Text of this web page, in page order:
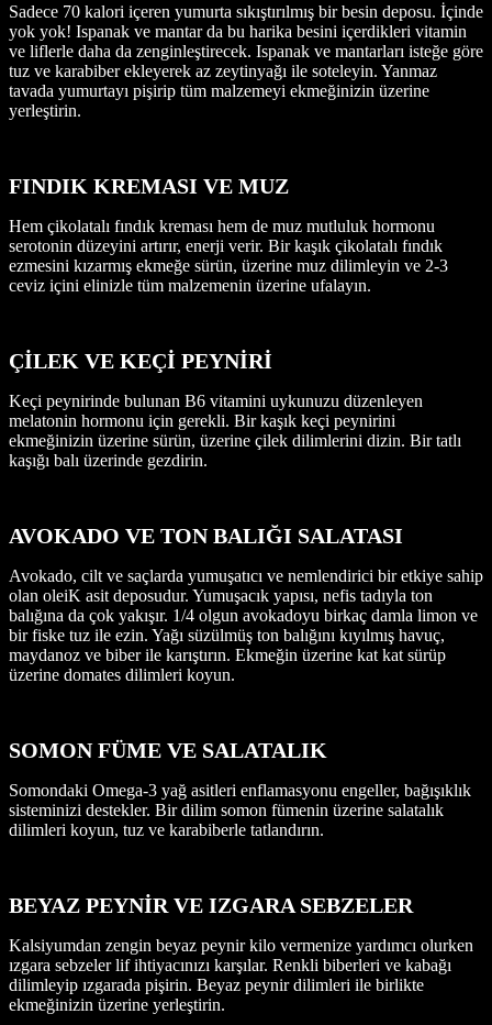
Sadece 70 kalori içeren yumurta sıkıştırılmış bir besin deposu. İçinde
yok yok! Ispanak ve mantar da bu harika besini içerdikleri vitamin
ve liflerle daha da zenginleştirecek. Ispanak ve mantarları isteğe göre
tuz ve karabiber ekleyerek az zeytinyağı ile soteleyin. Yanmaz
tavada yumurtayı pişirip tüm malzemeyi ekmeğinizin üzerine
yerleştirin.
FINDIK KREMASI VE MUZ
Hem çikolatalı fındık kreması hem de muz mutluluk hormonu
serotonin düzeyini artırır, enerji verir. Bir kaşık çikolatalı fındık
ezmesini kızarmış ekmeğe sürün, üzerine muz dilimleyin ve 2-3
ceviz içini elinizle tüm malzemenin üzerine ufalayın.
ÇİLEK VE KEÇİ PEYNİRİ
Keçi peynirinde bulunan B6 vitamini uykunuzu düzenleyen
melatonin hormonu için gerekli. Bir kaşık keçi peynirini
ekmeğinizin üzerine sürün, üzerine çilek dilimlerini dizin. Bir tatlı
kaşığı balı üzerinde gezdirin.
AVOKADO VE TON BALIĞI SALATASI
Avokado, cilt ve saçlarda yumuşatıcı ve nemlendirici bir etkiye sahip
olan oleiK asit deposudur. Yumuşacık yapısı, nefis tadıyla ton
balığına da çok yakışır. 1/4 olgun avokadoyu birkaç damla limon ve
bir fiske tuz ile ezin. Yağı süzülmüş ton balığını kıyılmış havuç,
maydanoz ve biber ile karıştırın. Ekmeğin üzerine kat kat sürüp
üzerine domates dilimleri koyun.
SOMON FÜME VE SALATALIK
Somondaki Omega-3 yağ asitleri enflamasyonu engeller, bağışıklık
sisteminizi destekler. Bir dilim somon fümenin üzerine salatalık
dilimleri koyun, tuz ve karabiberle tatlandırın.
BEYAZ PEYNİR VE IZGARA SEBZELER
Kalsiyumdan zengin beyaz peynir kilo vermenize yardımcı olurken
ızgara sebzeler lif ihtiyacınızı karşılar. Renkli biberleri ve kabağı
dilimleyip ızgarada pişirin. Beyaz peynir dilimleri ile birlikte
ekmeğinizin üzerine yerleştirin.